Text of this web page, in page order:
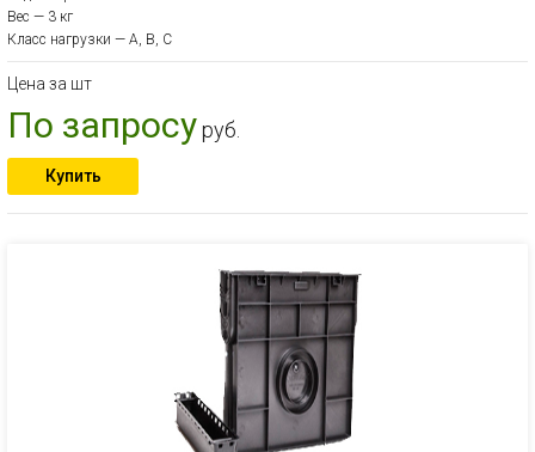
Вес — 3 кг
Класс нагрузки — A, B, C
Цена за шт
По запросуруб.
Купить